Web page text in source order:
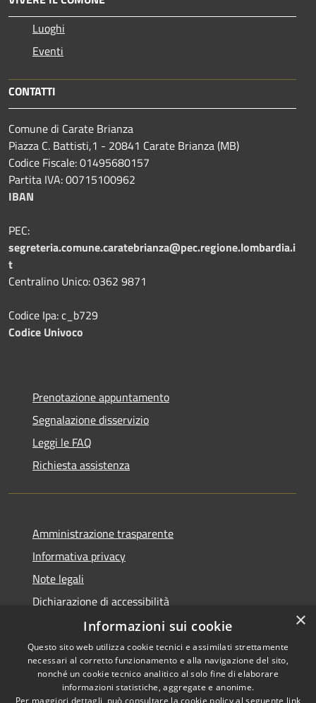
Luoghi
Eventi
CONTATTI
Comune di Carate Brianza
Piazza C. Battisti,1 - 20841 Carate Brianza (MB)
Codice Fiscale: 01495680157
Partita IVA: 00715100962
IBAN
PEC:
segreteria.comune.caratebrianza@pec.regione.lombardia.i
t
Centralino Unico: 0362 9871
Codice Ipa: c_b729
Codice Univoco
Prenotazione appuntamento
Segnalazione disservizio
Leggi le FAQ
Richiesta assistenza
Amministrazione trasparente
Informativa privacy
Note legali
Dichiarazione di accessibilità
Accessibilità
×
Informazioni sui cookie
Questo sito web utilizza cookie tecnici e assimilati strettamente
necessari al corretto funzionamento e alla navigazione del sito,
nonché un cookie tecnico analitico al solo fine di elaborare
informazioni statistiche, aggregate e anonime.
Per maggiori dettagli, può consultare la cookie policy al seguente link